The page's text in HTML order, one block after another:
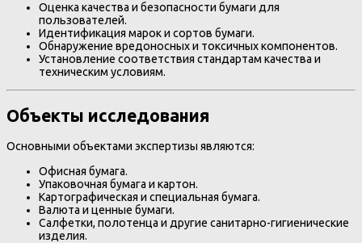
Оценка качества и безопасности бумаги для
пользователей.
Идентификация марок и сортов бумаги.
Обнаружение вредоносных и токсичных компонентов.
Установление соответствия стандартам качества и
техническим условиям.
Объекты исследования
Основными объектами экспертизы являются:
Офисная бумага.
Упаковочная бумага и картон.
Картографическая и специальная бумага.
Валюта и ценные бумаги.
Салфетки, полотенца и другие санитарно-гигиенические
изделия.